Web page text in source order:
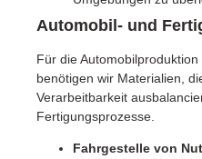
Automobil- und
Für die
benötigen wir Materialien,
Verarbeitbarkeit
Fertigungsprozesse.
Fahrgestelle von